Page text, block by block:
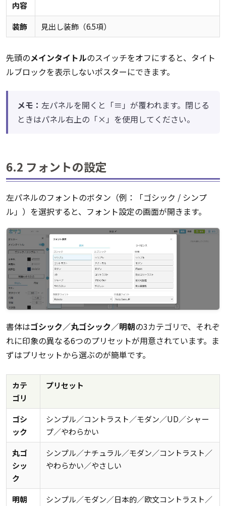
内容
装飾
見出し装飾（6.5項）
先頭のメインタイトルのスイッチをオフにすると、タイト
ルブロックを表示しないポスターにできます。
メモ： 左パネルを開くと「≡」が覆われます。閉じる
ときはパネル右上の「×」を使用してください。
6.2 フォントの設定
左パネルのフォントのボタン（例：「ゴシック / シンプ
ル」）を選択すると、フォント設定の画面が開きます。
書体はゴシック／丸ゴシック／明朝の3カテゴリで、それぞ
れに印象の異なる6つのプリセットが用意されています。ま
ずはプリセットから選ぶのが簡単です。
カテ
ゴリ
プリセット
ゴシ
ック
シンプル／コントラスト／モダン／UD／シャー
プ／やわらかい
丸ゴ
シッ
ク
シンプル／ナチュラル／モダン／コントラスト／
やわらかい／やさしい
明朝
シンプル／モダン／日本的／欧文コントラスト／